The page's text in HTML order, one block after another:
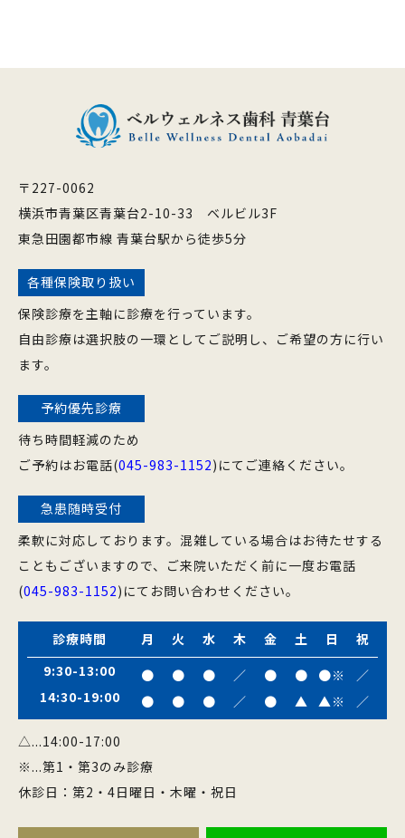
〒227-0062
横浜市青葉区青葉台2-10-33 ベルビル3F
東急田園都市線 青葉台駅から徒歩5分
各種保険取り扱い
保険診療を主軸に診療を行っています。
自由診療は選択肢の一環としてご説明し、ご希望の方に行い
ます。
予約優先診療
待ち時間軽減のため
ご予約はお電話(045-983-1152)にてご連絡ください。
急患随時受付
柔軟に対応しております。混雑している場合はお待たせする
こともございますので、ご来院いただく前に一度お電話
(045-983-1152)にてお問い合わせください。
診療時間 月 火 水 木 金 土 日
祝
9:30-13:00
● ● ● ／ ● ● ●※
／
14:30-19:00
● ● ● ／ ● ▲ ▲※ ／
△...14:00-17:00
※...第1・第3のみ診療
休診日：第2・4日曜日・木曜・祝日